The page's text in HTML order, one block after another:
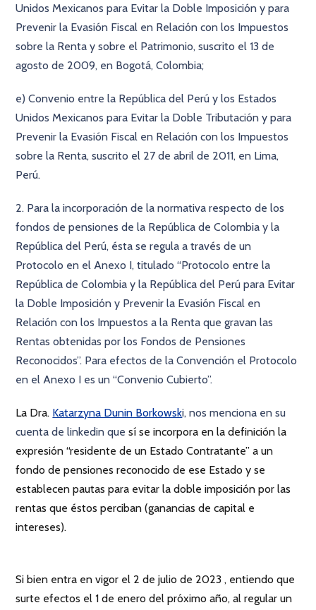
Unidos Mexicanos para Evitar la Doble Imposición y para
Prevenir la Evasión Fiscal en Relación con los Impuestos
sobre la Renta y sobre el Patrimonio, suscrito el 13 de
agosto de 2009, en Bogotá, Colombia;
e) Convenio entre la República del Perú y los Estados
Unidos Mexicanos para Evitar la Doble Tributación y para
Prevenir la Evasión Fiscal en Relación con los Impuestos
sobre la Renta, suscrito el 27 de abril de 2011, en Lima,
Perú.
2. Para la incorporación de la normativa respecto de los
fondos de pensiones de la República de Colombia y la
República del Perú, ésta se regula a través de un
Protocolo en el Anexo I, titulado “Protocolo entre la
República de Colombia y la República del Perú para Evitar
la Doble Imposición y Prevenir la Evasión Fiscal en
Relación con los Impuestos a la Renta que gravan las
Rentas obtenidas por los Fondos de Pensiones
Reconocidos”. Para efectos de la Convención el Protocolo
en el Anexo I es un “Convenio Cubierto”.
La Dra. Katarzyna Dunin Borkowski, nos menciona en su
cuenta de linkedin quesí se incorpora en la definición la
expresión “residente de un Estado Contratante” a un
fondo de pensiones reconocido de ese Estado y se
establecen pautas para evitar la doble imposición por las
rentas que éstos perciban (ganancias de capital e
intereses).
Si bien entra en vigor el 2 de julio de 2023 , entiendo que
surte efectos el 1 de enero del próximo año, al regular un